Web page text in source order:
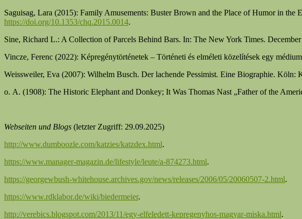
Saguisag, Lara (2015): Family Amusements: Buster Brown and the Place of Humor in
https://doi.org/10.1353/chq.2015.0014.
Sine, Richard L.: A Collection of Parcels Behind Bars. In: The New York Times.
Vincze, Ferenc (2022): Képregénytörténetek – Történeti és elméleti közelítések egy
Weissweiler, Eva (2007): Wilhelm Busch. Der lachende Pessimist. Eine Biographie. Köln:
o. A. (1908): The Historic Elephant and Donkey; It Was Thomas Nast „Father of the
Webseiten und Blogs (letzter Zugriff: 29.09.2025)
http://www.dumboozle.com/katzies/katzdex.html.
https://www.manager-magazin.de/lifestyle/leute/a-874273.html.
https://georgewbush-whitehouse.archives.gov/news/releases/2006/05/20060507-2.html.
https://www.rdklabor.de/wiki/biedermeier.
http://verebics.blogspot.com/2013/11/egy-elfeledett-kepregenyhos-magyar-miska.html.